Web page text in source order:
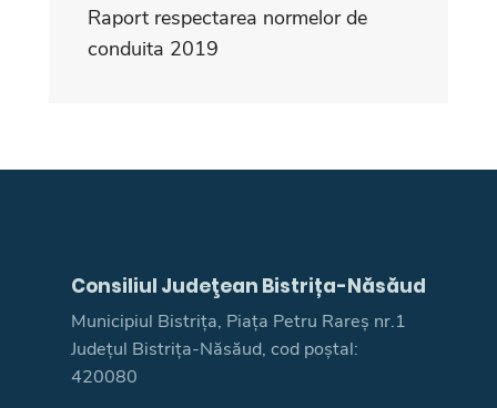
Raport respectarea normelor de
conduita 2019
Consiliul Judeţean Bistrița-Năsăud
Municipiul Bistrița, Piața Petru Rareș nr.1
Județul Bistrița-Năsăud, cod poștal:
420080